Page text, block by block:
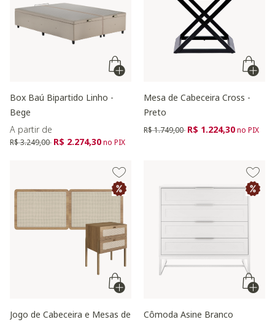
Box Baú Bipartido Linho -
Bege
A partir de
Preço reduzido de
R$ 3.249,00 para
R$ 2.274,30no PIX
Mesa de Cabeceira Cross -
Preto
Preço reduzido de
R$ 1.749,00 para
R$ 1.224,30no PIX
Jogo de Cabeceira e Mesas de Cômoda Asine Branco